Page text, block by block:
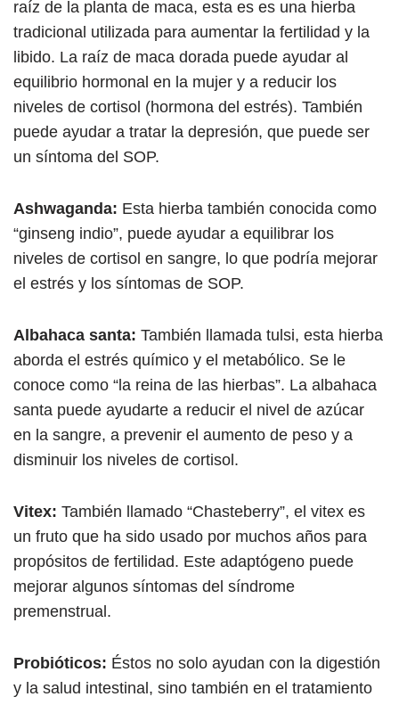
raíz de la planta de maca, esta es es una hierba
tradicional utilizada para aumentar la fertilidad y la
libido. La raíz de maca dorada puede ayudar al
equilibrio hormonal en la mujer y a reducir los
niveles de cortisol (hormona del estrés). También
puede ayudar a tratar la depresión, que puede ser
un síntoma del SOP.
Ashwaganda: Esta hierba también conocida como
“ginseng indio”, puede ayudar a equilibrar los
niveles de cortisol en sangre, lo que podría mejorar
el estrés y los síntomas de SOP.
Albahaca santa: También llamada tulsi, esta hierba
aborda el estrés químico y el metabólico. Se le
conoce como “la reina de las hierbas”. La albahaca
santa puede ayudarte a reducir el nivel de azúcar
en la sangre, a prevenir el aumento de peso y a
disminuir los niveles de cortisol.
Vitex: También llamado “Chasteberry”, el vitex es
un fruto que ha sido usado por muchos años para
propósitos de fertilidad. Este adaptógeno puede
mejorar algunos síntomas del síndrome
premenstrual.
Probióticos: Éstos no solo ayudan con la digestión
y la salud intestinal, sino también en el tratamiento